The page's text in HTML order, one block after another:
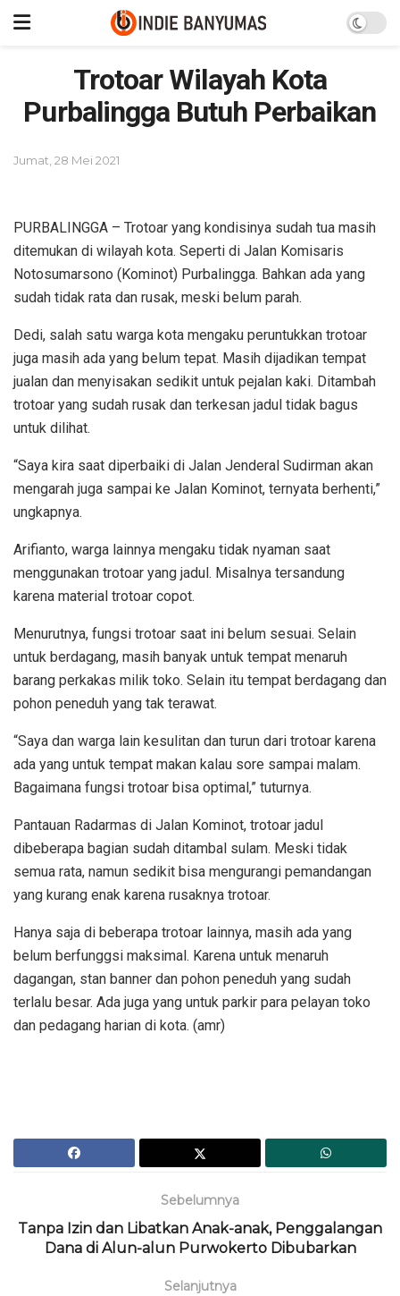
Trotoar Wilayah Kota
Purbalingga Butuh Perbaikan
Jumat, 28 Mei 2021
PURBALINGGA – Trotoar yang kondisinya sudah tua masih
ditemukan di wilayah kota. Seperti di Jalan Komisaris
Notosumarsono (Kominot) Purbalingga. Bahkan ada yang
sudah tidak rata dan rusak, meski belum parah.
Dedi, salah satu warga kota mengaku peruntukkan trotoar
juga masih ada yang belum tepat. Masih dijadikan tempat
jualan dan menyisakan sedikit untuk pejalan kaki. Ditambah
trotoar yang sudah rusak dan terkesan jadul tidak bagus
untuk dilihat.
“Saya kira saat diperbaiki di Jalan Jenderal Sudirman akan
mengarah juga sampai ke Jalan Kominot, ternyata berhenti,”
ungkapnya.
Arifianto, warga lainnya mengaku tidak nyaman saat
menggunakan trotoar yang jadul. Misalnya tersandung
karena material trotoar copot.
Menurutnya, fungsi trotoar saat ini belum sesuai. Selain
untuk berdagang, masih banyak untuk tempat menaruh
barang perkakas milik toko. Selain itu tempat berdagang dan
pohon peneduh yang tak terawat.
“Saya dan warga lain kesulitan dan turun dari trotoar karena
ada yang untuk tempat makan kalau sore sampai malam.
Bagaimana fungsi trotoar bisa optimal,” tuturnya.
Pantauan Radarmas di Jalan Kominot, trotoar jadul
dibeberapa bagian sudah ditambal sulam. Meski tidak
semua rata, namun sedikit bisa mengurangi pemandangan
yang kurang enak karena rusaknya trotoar.
Hanya saja di beberapa trotoar lainnya, masih ada yang
belum berfunggsi maksimal. Karena untuk menaruh
dagangan, stan banner dan pohon peneduh yang sudah
terlalu besar. Ada juga yang untuk parkir para pelayan toko
dan pedagang harian di kota. (amr)
Sebelumnya
Tanpa Izin dan Libatkan Anak-anak, Penggalangan
Dana di Alun-alun Purwokerto Dibubarkan
Selanjutnya